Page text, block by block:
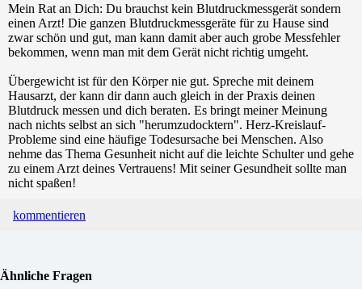
Mein Rat an Dich: Du brauchst kein Blutdruckmessgerät sondern
einen Arzt! Die ganzen Blutdruckmessgeräte für zu Hause sind
zwar schön und gut, man kann damit aber auch grobe Messfehler
bekommen, wenn man mit dem Gerät nicht richtig umgeht.
Übergewicht ist für den Körper nie gut. Spreche mit deinem
Hausarzt, der kann dir dann auch gleich in der Praxis deinen
Blutdruck messen und dich beraten. Es bringt meiner Meinung
nach nichts selbst an sich "herumzudocktern". Herz-Kreislauf-
Probleme sind eine häufige Todesursache bei Menschen. Also
nehme das Thema Gesunheit nicht auf die leichte Schulter und gehe
zu einem Arzt deines Vertrauens! Mit seiner Gesundheit sollte man
nicht spaßen!
kommentieren
Ähnliche Fragen